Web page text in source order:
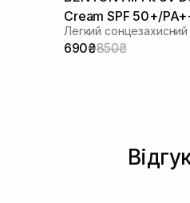
Cream SPF 50+/
Легкий
690₴850₴